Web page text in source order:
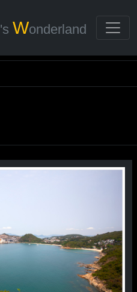
's Wonderland